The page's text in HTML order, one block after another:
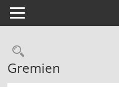
Toggle navigation
Rechercheauswahl
Gremien